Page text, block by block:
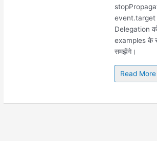
Delegation
examples के
समझेंगे।
Read More